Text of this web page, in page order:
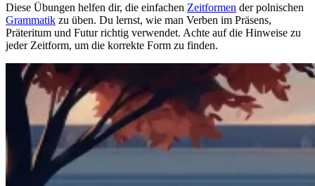
Diese Übungen helfen dir, die einfachen Zeitformen der polnischen
Grammatik zu üben. Du lernst, wie man Verben im Präsens,
Präteritum und Futur richtig verwendet. Achte auf die Hinweise zu
jeder Zeitform, um die korrekte Form zu finden.